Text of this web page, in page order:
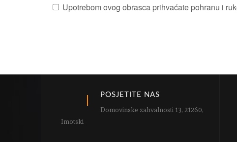
Upotrebom ovog obrasca prihvaćate pohranu i
POSJETITE NAS
Domovinske zahvalnosti 13, 21260,
Imotski